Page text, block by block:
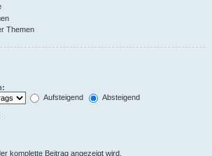
Themen
Aufsteigend
Absteigend
komplette Beitrag angezeigt wird.